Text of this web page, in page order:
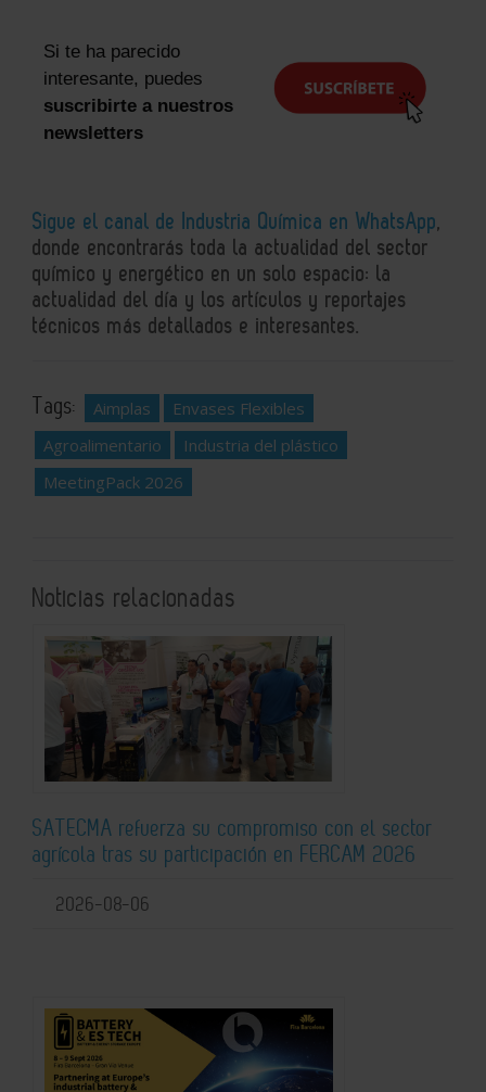
Si te ha parecido
interesante, puedes
suscribirte a nuestros
newsletters
Sigue el canal de Industria Química en WhatsApp,
donde encontrarás toda la actualidad del sector
químico y energético en un solo espacio: la
actualidad del día y los artículos y reportajes
técnicos más detallados e interesantes.
Tags: Aimplas
Envases Flexibles
Agroalimentario
Industria del plástico
MeetingPack 2026
Noticias relacionadas
SATECMA refuerza su compromiso con el sector
agrícola tras su participación en FERCAM 2026
2026-08-06